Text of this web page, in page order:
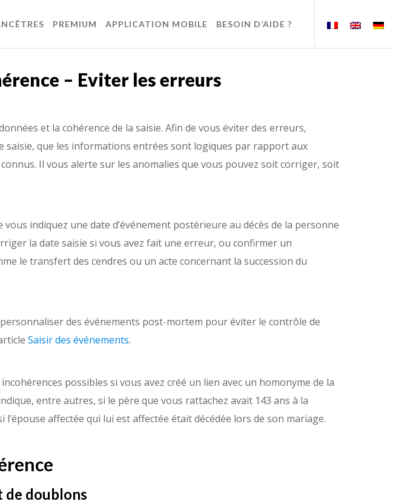
PREMIUM APPLICATION MOBILE BESOIN D’AIDE ?
– Eviter les erreurs
et la cohérence de la saisie. Afin de vous éviter des erreurs,
saisie, que les informations entrées sont logiques par rapport aux
Il vous alerte sur les anomalies que vous pouvez soit corriger, soit
indiquez une date d’événement postérieure au décès de la personne
la date saisie si vous avez fait une erreur, ou confirmer un
le transfert des cendres ou un acte concernant la succession du
des événements post-mortem pour éviter le contrôle de
Saisir des événements.
possibles si vous avez créé un lien avec un homonyme de la
entre autres, si le père que vous rattachez avait 143 ans à la
l’épouse affectée qui lui est affectée était décédée lors de son mariage.
de doublons